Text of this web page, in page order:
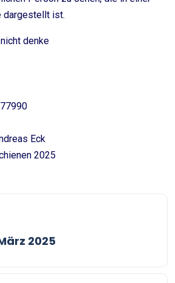
dargestellt ist.
denke
Eck
2025
2025